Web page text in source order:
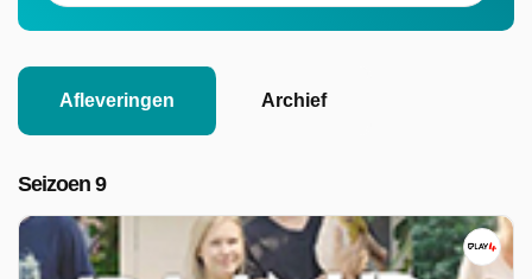
Afleveringen Archief
Seizoen 9